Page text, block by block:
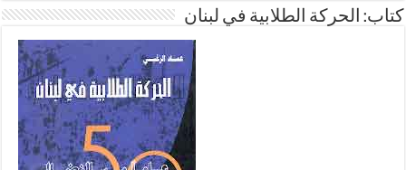
كتاب: الحركة الطلابية في لبنان